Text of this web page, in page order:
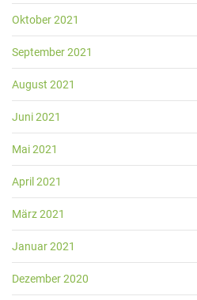
Oktober 2021
September 2021
August 2021
Juni 2021
Mai 2021
April 2021
März 2021
Januar 2021
Dezember 2020